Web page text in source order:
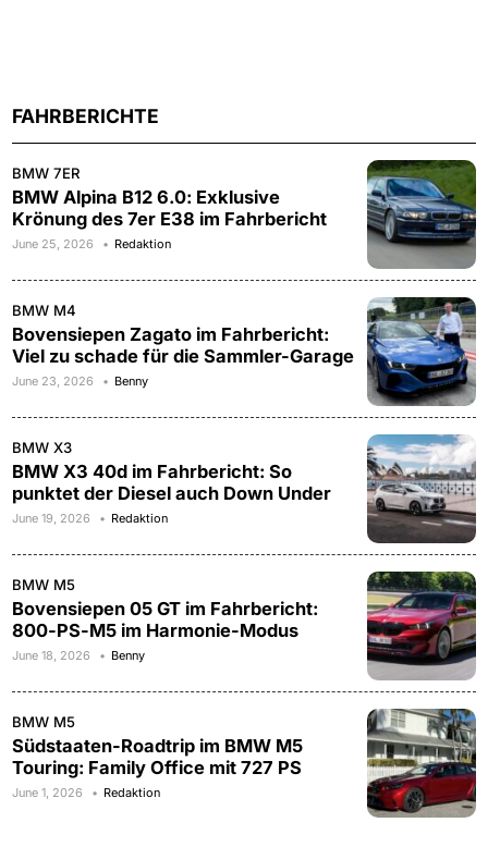
FAHRBERICHTE
BMW 7ER
BMW Alpina B12 6.0: Exklusive
Krönung des 7er E38 im Fahrbericht
June 25, 2026 Redaktion
BMW M4
Bovensiepen Zagato im Fahrbericht:
Viel zu schade für die Sammler-Garage
June 23, 2026 Benny
BMW X3
BMW X3 40d im Fahrbericht: So
punktet der Diesel auch Down Under
June 19, 2026 Redaktion
BMW M5
Bovensiepen 05 GT im Fahrbericht:
800-PS-M5 im Harmonie-Modus
June 18, 2026 Benny
BMW M5
Südstaaten-Roadtrip im BMW M5
Touring: Family Office mit 727 PS
June 1, 2026 Redaktion